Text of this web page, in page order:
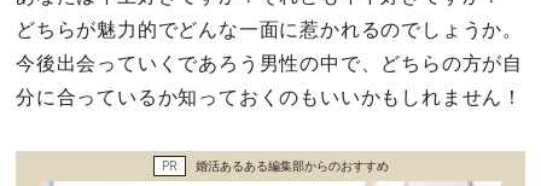
ファッション・美容
グルメ
趣味・旅行
どちらが魅力的でどんな一面に惹かれるのでしょうか。
今後出会っていくであろう男性の中で、どちらの方が自
分に合っているか知っておくのもいいかもしれません！
PR 婚活あるある編集部からのおすすめ